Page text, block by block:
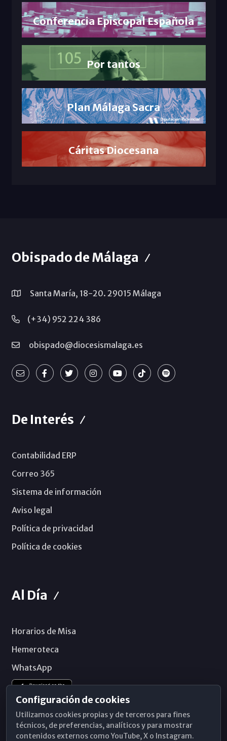
Conferencia Episcopal Española
Por tantos
Plan Málaga Sacra
Cáritas Diocesana
Obispado de Málaga
Santa María, 18-20. 29015 Málaga
(+34) 952 224 386
obispado@diocesismalaga.es
De Interés
Contabilidad ERP
Correo 365
Sistema de información
Aviso legal
Política de privacidad
Política de cookies
Al Día
Horarios de Misa
Hemeroteca
WhatsApp
Configuración de cookies
Utilizamos cookies propias y de terceros para fines
técnicos, de preferencias, analíticos y para mostrar
contenidos externos como YouTube, X o Instagram.